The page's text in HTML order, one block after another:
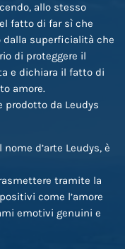
allo stesso
fatto di far sì che
dalla superficialità che
di proteggere il
e dichiara il fatto di
amore.
prodotto da Leudys
d’arte Leudys, è
tramite la
come l’amore
emotivi genuini e